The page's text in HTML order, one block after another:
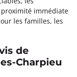
immédiate
les familles, les
de
Charpieu